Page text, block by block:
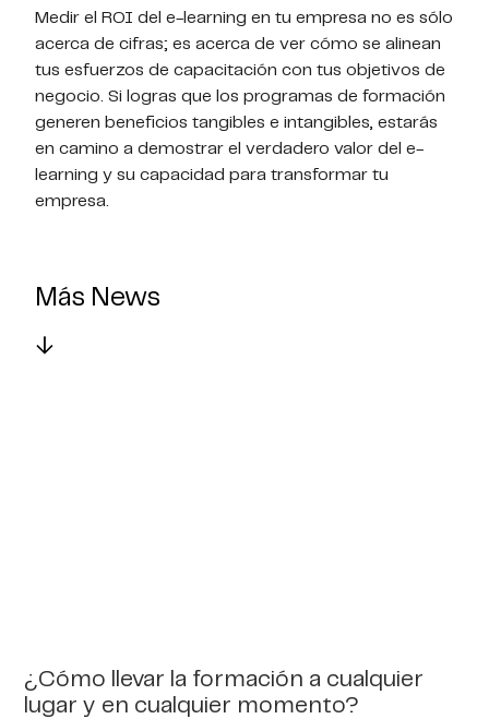
Medir el ROI del e-learning en tu empresa no es sólo
acerca de cifras; es acerca de ver cómo se alinean
tus esfuerzos de capacitación con tus objetivos de
negocio. Si logras que los programas de formación
generen beneficios tangibles e intangibles, estarás
en camino a demostrar el verdadero valor del e-
learning y su capacidad para transformar tu
empresa.
Más News
↓
¿Cómo llevar la formación a cualquier
lugar y en cualquier momento?